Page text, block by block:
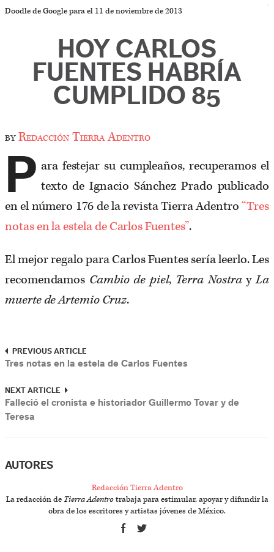
Doodle de Google para el 11 de noviembre de 2013
HOY CARLOS
FUENTES HABRÍA
CUMPLIDO 85
byRedacción Tierra Adentro
P ara festejar su cumpleaños, recuperamos el
texto de Ignacio Sánchez Prado publicado
en el número 176 de la revista Tierra Adentro“Tres
notas en la estela de Carlos Fuentes”.
El mejor regalo para Carlos Fuentes sería leerlo. Les
recomendamos Cambio de piel, Terra NostrayLa
muerte de Artemio Cruz.
PREVIOUS ARTICLE
Tres notas en la estela de Carlos Fuentes
NEXT ARTICLE
Falleció el cronista e historiador Guillermo Tovar y de
Teresa
AUTORES
Redacción Tierra Adentro
La redacción de Tierra Adentrotrabaja para estimular, apoyar y difundir la
obra de los escritores y artistas jóvenes de México.